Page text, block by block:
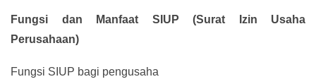
Fungsi dan Manfaat SIUP (Surat Izin Usaha
Perusahaan)
Fungsi SIUP bagi pengusaha